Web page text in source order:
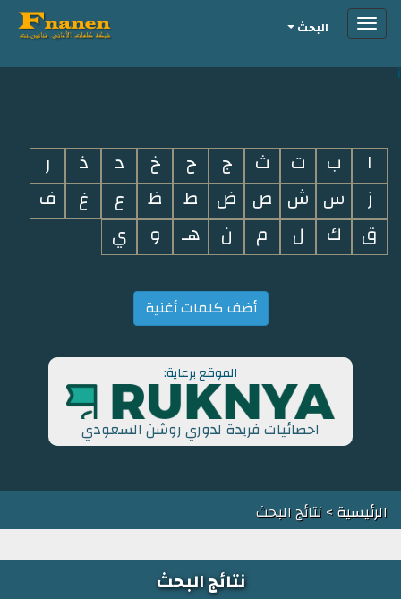
i
Toggleالبحث
ا ب ت ث ج ح خ د ذ
ر
ز
س ش ص ض ط ظ ع غ
ف
ق
ك ل م ن هـ و ي
أضف كلمات أغنية
الموقع برعاية:
احصائيات فريدة لدوري روشن السعودي
الرئيسية> نتائج البحث
نتائج البحث